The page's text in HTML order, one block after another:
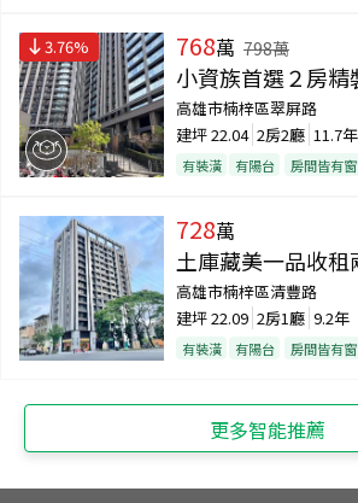
3.76% 768萬 798萬
小資族首選２房精
高雄市楠梓區翠屏路
建坪22.04 2房2廳 11.7年
有裝潢 有陽台 房間皆有窗
728萬
土庫藏美一品收租
高雄市楠梓區清豐路
建坪22.09 2房1廳 9.2年
有裝潢 有陽台 房間皆有窗
更多智能推薦